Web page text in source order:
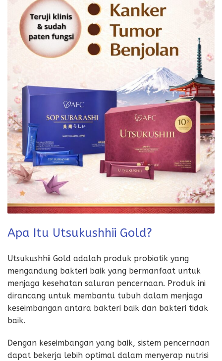
Apa Itu Utsukushhii Gold?
Utsukushhii Gold adalah produk probiotik yang
mengandung bakteri baik yang bermanfaat untuk
menjaga kesehatan saluran pencernaan. Produk ini
dirancang untuk membantu tubuh dalam menjaga
keseimbangan antara bakteri baik dan bakteri tidak
baik.
Dengan keseimbangan yang baik, sistem pencernaan
dapat bekerja lebih optimal dalam menyerap nutrisi